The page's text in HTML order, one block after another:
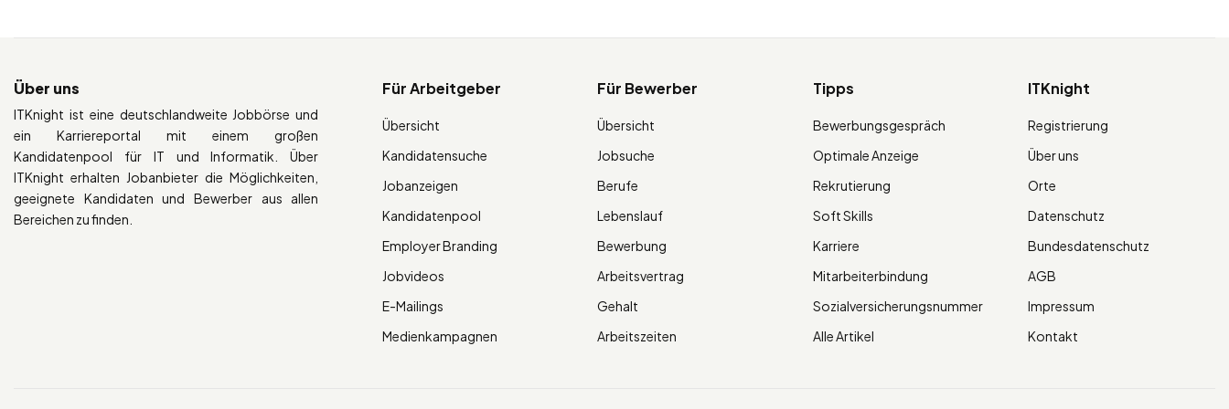
Über uns
ITKnight ist eine deutschlandweite Jobbörse und
ein Karriereportal mit einem großen
Kandidatenpool für IT und Informatik. Über
ITKnight erhalten Jobanbieter die Möglichkeiten,
geeignete Kandidaten und Bewerber aus allen
Bereichen zu finden.
Für Arbeitgeber
Übersicht
Kandidatensuche
Jobanzeigen
Kandidatenpool
Employer Branding
Jobvideos
E-Mailings
Medienkampagnen
Für Bewerber
Übersicht
Jobsuche
Berufe
Lebenslauf
Bewerbung
Arbeitsvertrag
Gehalt
Arbeitszeiten
Tipps
Bewerbungsgespräch
Optimale Anzeige
Rekrutierung
Soft Skills
Karriere
Mitarbeiterbindung
Sozialversicherungsnummer
Alle Artikel
ITKnight
Registrierung
Über uns
Orte
Datenschutz
Bundesdatenschutz
AGB
Impressum
Kontakt